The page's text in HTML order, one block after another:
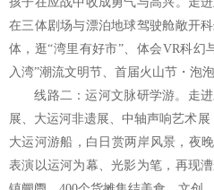
在三体剧场与漂泊地球驾驶舱敞开
体，逛“湾里有好市”、体会VR科幻
入湾”潮流文明节、首届火山节・泡泡
线路二：运河文脉研学游。走进
展、大运河非遗展、中轴声响艺术
大运河游船，白日赏两岸风景，夜
表演以运河为幕、光影为笔，再现